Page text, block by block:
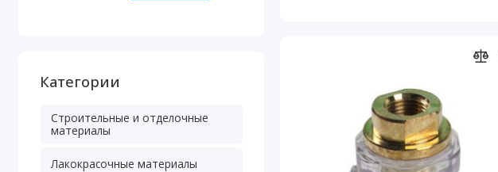
Категории
Строительные и отделочные
материалы
Лакокрасочные материалы